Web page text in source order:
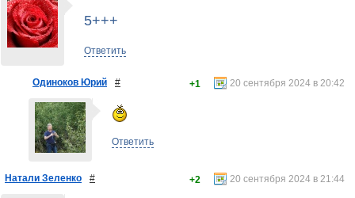
5+++
Ответить
Одиноков Юрий # 20 сентября 2024 в 20:42
+1
Ответить
Натали Зеленко # 20 сентября 2024 в 21:44
+2